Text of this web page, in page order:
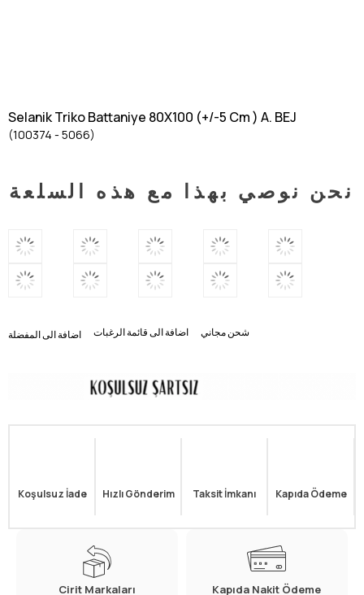
Selanik Triko Battaniye 80X100 (+/-5 Cm ) A. BEJ
(100374 - 5066)
نحن نوصي بهذا مع هذه السلعة
اضافة الى المفضلة اضافة الى قائمة الرغبات شحن مجاني
Koşulsuz İade Hızlı Gönderim Taksit İmkanı Kapıda Ödeme
Cirit Markaları
Kapıda Nakit Ödeme